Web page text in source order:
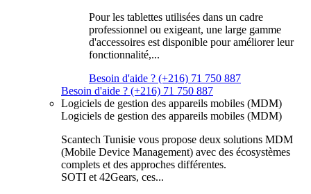
Pour les tablettes utilisées dans un cadre
professionnel ou exigeant, une large gamme
d'accessoires est disponible pour améliorer leur
fonctionnalité,...
Besoin d'aide ? (+216) 71 750 887
Besoin d'aide ? (+216) 71 750 887
Logiciels de gestion des appareils mobiles (MDM)
Logiciels de gestion des appareils mobiles (MDM)
Scantech Tunisie vous propose deux solutions MDM
(Mobile Device Management) avec des écosystèmes
complets et des approches différentes.
SOTI et 42Gears, ces...